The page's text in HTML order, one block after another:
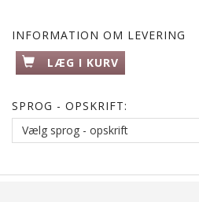
INFORMATION OM LEVERING
LÆG I KURV
SPROG - OPSKRIFT: